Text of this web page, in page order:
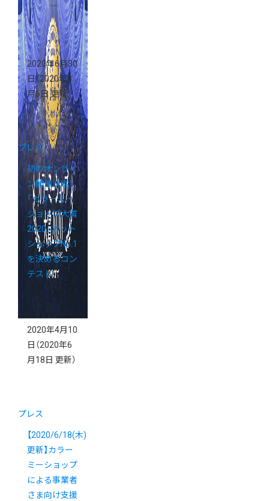
2020年6月30
日（2020年8
月6日 更新）
プレス
初のオンライ
ン開催決定！
「カラーミー
ショップ大賞
2020」ネット
ショップNo.1
を決めるコン
テスト
2020年4月10
日 （2020年6
月18日 更新）
プレス
【2020/6/18(木)
更新】カラー
ミーショップ
による事業者
さま向け支援